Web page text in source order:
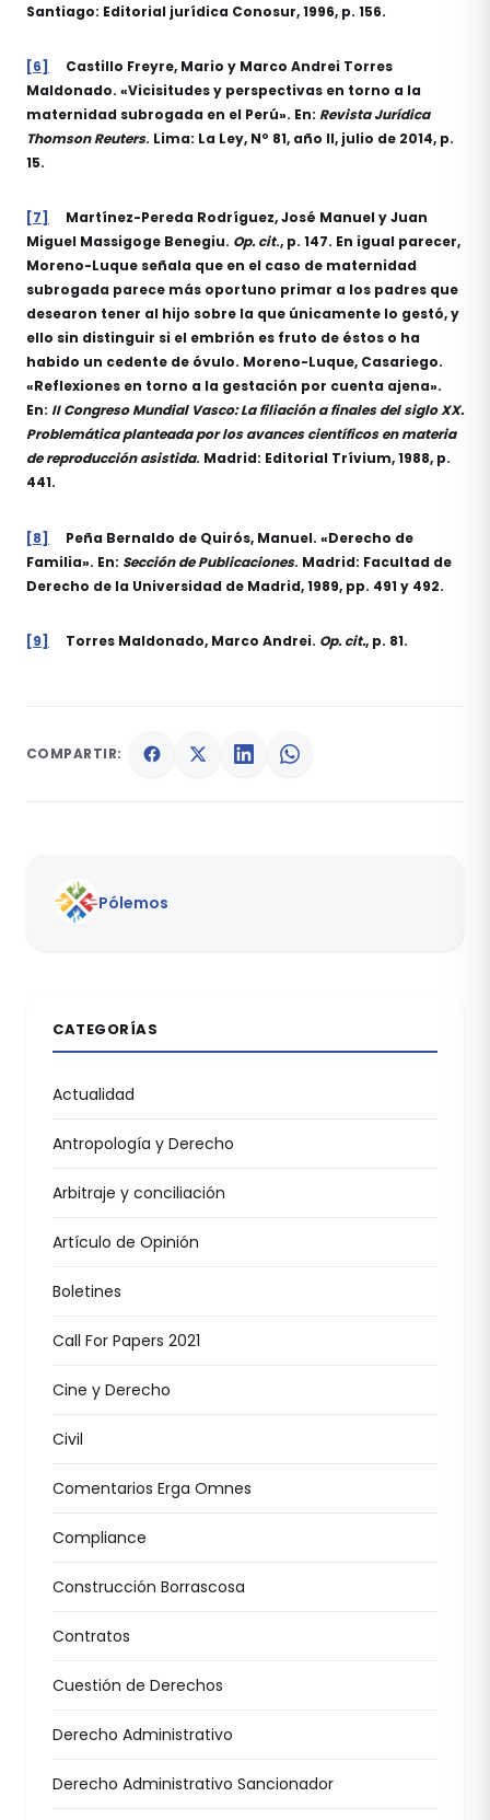
Santiago: Editorial jurídica Conosur, 1996, p. 156.
[6]
Castillo Freyre, Mario y Marco Andrei Torres
Maldonado. «Vicisitudes y perspectivas en torno a la
maternidad subrogada en el Perú». En: Revista Jurídica
Thomson Reuters. Lima: La Ley, Nº 81, año II, julio de 2014, p.
15.
[7]
Martínez-Pereda Rodríguez, José Manuel y Juan
Miguel Massigoge Benegiu. Op. cit., p. 147. En igual parecer,
Moreno-Luque señala que en el caso de maternidad
subrogada parece más oportuno primar a los padres que
desearon tener al hijo sobre la que únicamente lo gestó, y
ello sin distinguir si el embrión es fruto de éstos o ha
habido un cedente de óvulo. Moreno-Luque, Casariego.
«Reflexiones en torno a la gestación por cuenta ajena».
En: II Congreso Mundial Vasco: La filiación a finales del siglo XX.
Problemática planteada por los avances científicos en materia
de reproducción asistida. Madrid: Editorial Trívium, 1988, p.
441.
[8]
Peña Bernaldo de Quirós, Manuel. «Derecho de
Familia». En: Sección de Publicaciones. Madrid: Facultad de
Derecho de la Universidad de Madrid, 1989, pp. 491 y 492.
[9] Torres Maldonado, Marco Andrei. Op. cit., p. 81.
COMPARTIR:
Pólemos
CATEGORÍAS
Actualidad
Antropología y Derecho
Arbitraje y conciliación
Artículo de Opinión
Boletines
Call For Papers 2021
Cine y Derecho
Civil
Comentarios Erga Omnes
Compliance
Construcción Borrascosa
Contratos
Cuestión de Derechos
Derecho Administrativo
Derecho Administrativo Sancionador